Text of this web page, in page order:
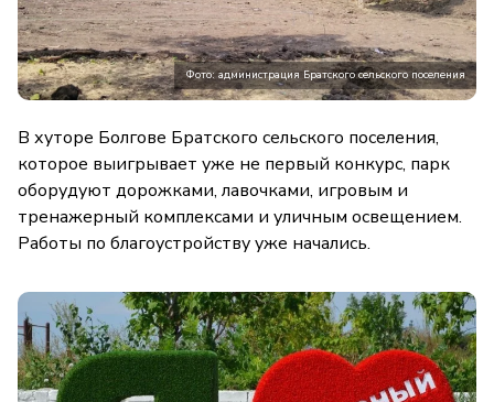
Фото: администрация Братского сельского поселения
В хуторе Болгове Братского сельского поселения,
которое выигрывает уже не первый конкурс, парк
оборудуют дорожками, лавочками, игровым и
тренажерный комплексами и уличным освещением.
Работы по благоустройству уже начались.